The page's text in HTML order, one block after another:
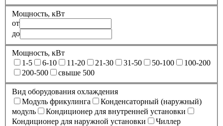
Мощность, кВт
от
до
Мощность, кВт
1-5
6-10 11-20 21-30 31-50 50-100
100-200
200-500
свыше 500
Вид оборудования охлаждения
Модуль фрикулинга
Конденсаторный (наружный)
модуль
Кондиционер для внутренней установки
Кондиционер для наружной установки
Чиллер